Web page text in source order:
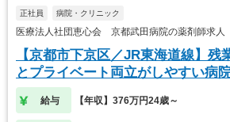
正社員 病院・クリニック
医療法人社団恵心会 京都武田病院の薬剤師求人
【京都市下京区／JR東海道線】残
とプライベート両立がしやすい病
給与 【年収】376万円24歳～